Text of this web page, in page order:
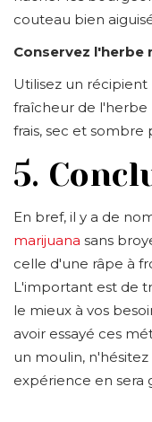
couteau bien
Conservez l'herbe
Utilisez un
fraîcheur de l'herbe
frais, sec et sombre
5.
En bref, il y a de
marijuana sans
celle d'une râpe à
L'important est de
le mieux à vos
avoir essayé ces
un moulin,
expérience en sera